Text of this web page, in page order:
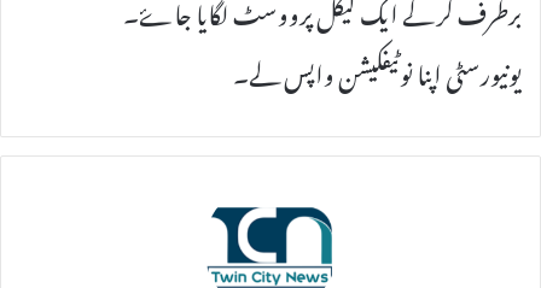
یونیورسٹی اپنا نوٹیفکیشن واپس لے۔